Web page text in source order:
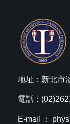
地址：新北市
電話：
E-mail ：